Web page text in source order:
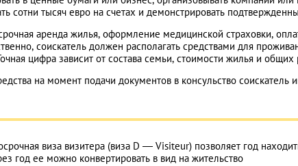
сотни тысяч евро на счетах и демонстрировать
аренда жилья, оформление медицинской страховки,
соискатель должен располагать средствами для
цифра зависит от состава семьи, стоимости жилья и общих
на момент подачи документов в консульство
виза визитера (виза D — Visiteur) позволяет год
год ее можно конвертировать в вид на жительство